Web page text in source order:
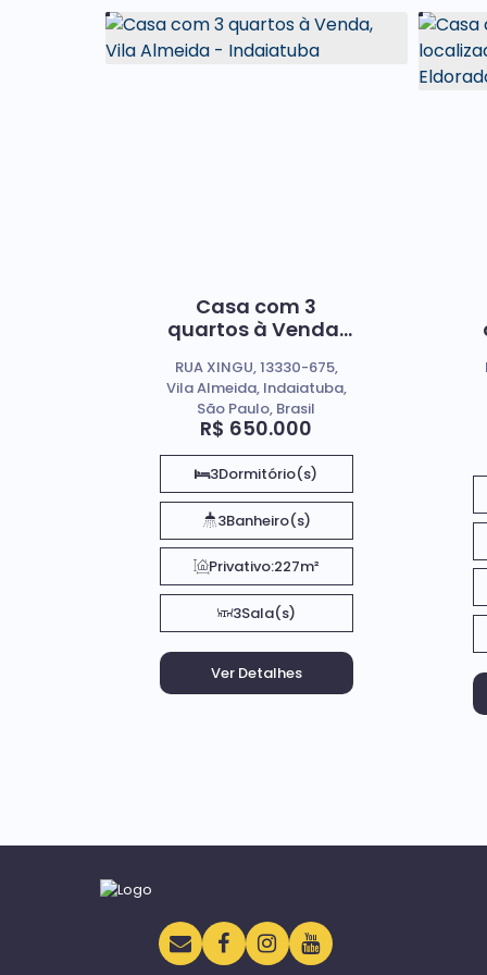
Casa com 3
quartos à Venda,
Indaiatuba
R$ 650.000
RUA XINGU, 13330-675,
Vila Almeida, Indaiatuba,
São Paulo, Brasil
3Dormitório(s)
3Banheiro(s)
Privativo:227m²
3Sala(s)